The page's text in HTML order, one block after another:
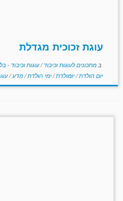
עוגת זכוכית מגדלת
ב מתכונים לעוגות וכיבוד/עוגות וכיבוד -
יום הולדת/יומולדת/ימי הולדת/מדע/